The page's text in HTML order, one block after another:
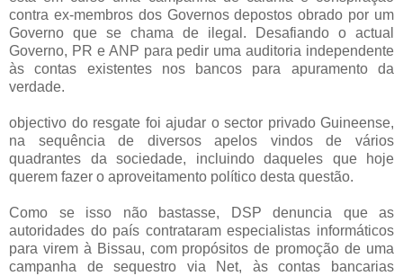
contra ex-membros dos Governos depostos obrado por um
Governo que se chama de ilegal. Desafiando o actual
Governo, PR e ANP para pedir uma auditoria independente
às contas existentes nos bancos para apuramento da
verdade.
objectivo do resgate foi ajudar o sector privado Guineense,
na sequência de diversos apelos vindos de vários
quadrantes da sociedade, incluindo daqueles que hoje
querem fazer o aproveitamento político desta questão.
Como se isso não bastasse, DSP denuncia que as
autoridades do país contrataram especialistas informáticos
para virem à Bissau, com propósitos de promoção de uma
campanha de sequestro via Net, às contas bancarias